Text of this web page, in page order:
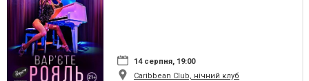
14 серпня, 19:00
Caribbean Club, нічний клуб